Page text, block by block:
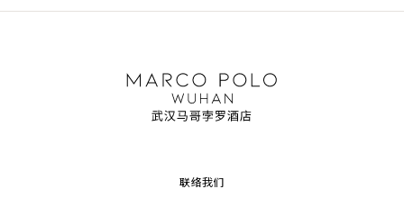
联络我们